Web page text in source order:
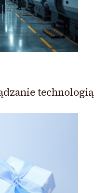
technologią